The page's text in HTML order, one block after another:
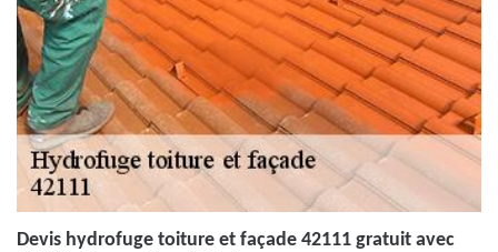
Devis hydrofuge toiture et façade 42111 gratuit avec